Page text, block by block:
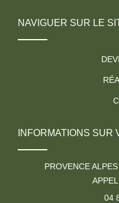
NAVIGUER SUR LE
INFORMATIONS SUR
PROVENCE
04